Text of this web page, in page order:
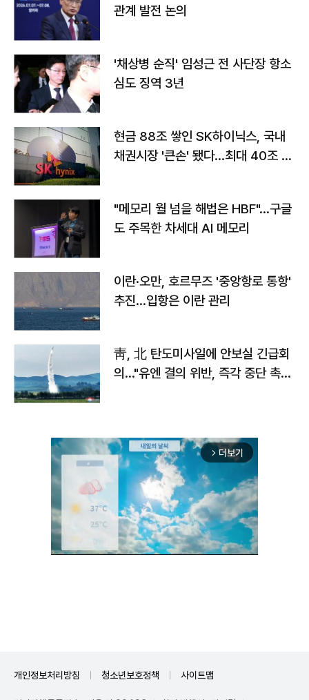
관계 발전 논의
'채상병 순직' 임성근 전 사단장 항소
심도 징역 3년
현금 88조 쌓인 SK하이닉스, 국내
채권시장 '큰손' 됐다…최대 40조 투
"메모리 월 넘을 해법은 HBF"…구글
도 주목한 차세대 AI 메모리
이란·오만, 호르무즈 '중앙항로 통항'
추진…입항은 이란 관리
靑, 北 탄도미사일에 안보실 긴급회
의…"유엔 결의 위반, 즉각 중단 촉
arrow_forward_ios 더보기
개인정보처리방침 청소년보호정책 사이트맵